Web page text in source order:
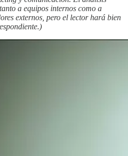
a equipos internos como a
externos, pero el lector hará bien